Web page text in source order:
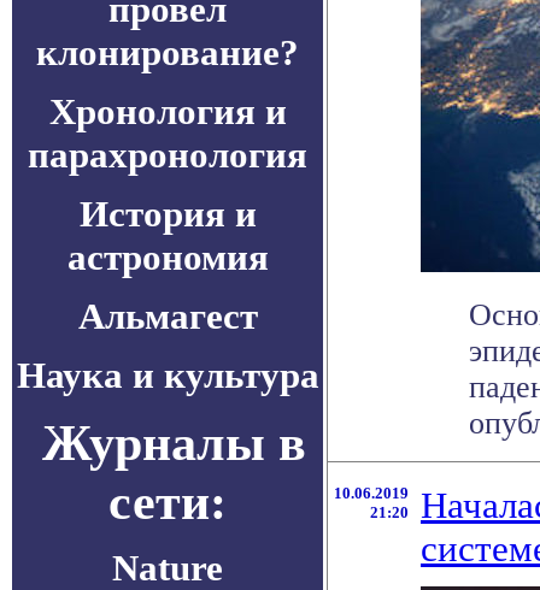
провел
клонирование?
Хронология и
парахронология
История и
астрономия
Альмагест
Наука и культура
Журналы в
сети:
Nature
10.06.2019
21:20